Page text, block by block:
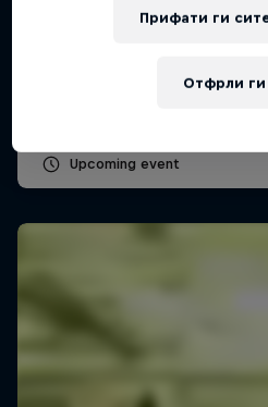
Upcoming event
Отфрли ги
Прифати ги